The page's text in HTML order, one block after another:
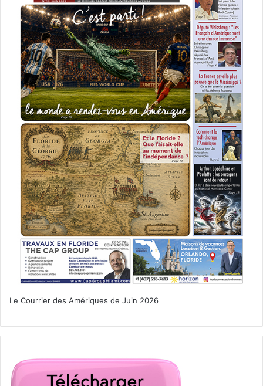
Le Courrier des Amériques de Juin 2026